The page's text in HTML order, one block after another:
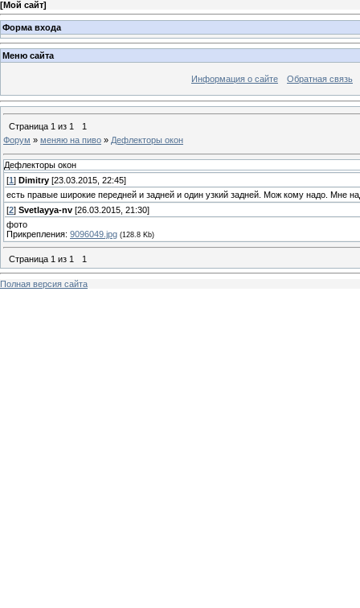
[Мой сайт]
Форма входа
Меню сайта
Информация о сайте Обратная связь
Страница 1 из 1
1
Форум » меняю на пиво » Дефлекторы окон
Дефлекторы окон
[1 ] Dimitry [23.03.2015, 22:45]
есть правые широкие передней и задней и один узкий задней. Мож кому надо. Мне
[2] Svetlayya-nv [26.03.2015, 21:30]
фото
Прикрепления: 9096049.jpg (128.8 Kb)
Страница 1 из 1 1
Полная версия сайта